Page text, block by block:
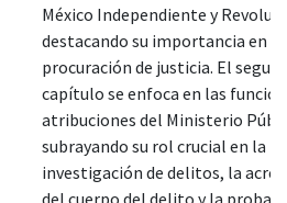
México Independiente y
destacando su importancia en la
procuración de justicia. El
capítulo se enfoca en las
atribuciones del Ministerio
subrayando su rol crucial en la
investigación de delitos, la
del cuerpo del delito y la